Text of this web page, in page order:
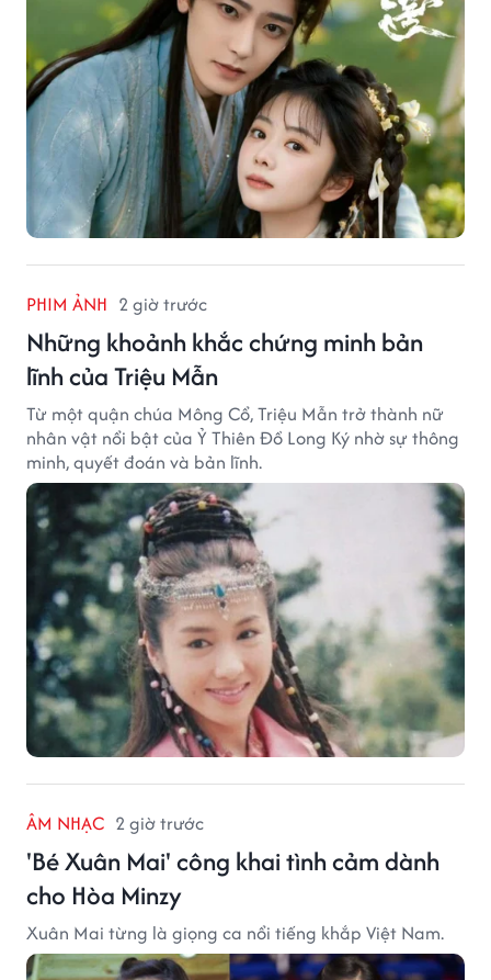
PHIM ẢNH 2 giờ trước
Những khoảnh khắc chứng minh bản
lĩnh của Triệu Mẫn
Từ một quận chúa Mông Cổ, Triệu Mẫn trở thành nữ
nhân vật nổi bật của Ỷ Thiên Đồ Long Ký nhờ sự thông
minh, quyết đoán và bản lĩnh.
ÂM NHẠC 2 giờ trước
'Bé Xuân Mai' công khai tình cảm dành
cho Hòa Minzy
Xuân Mai từng là giọng ca nổi tiếng khắp Việt Nam.